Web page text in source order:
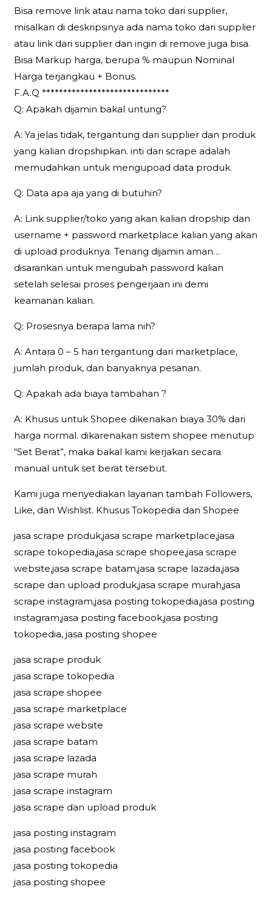
Bisa remove link atau nama toko dari supplier,
misalkan di deskripsinya ada nama toko dari supplier
atau link dari supplier dan ingin di remove juga bisa.
Bisa Markup harga, berupa % maupun Nominal
Harga terjangkau + Bonus.
F.A.Q ******************************
Q: Apakah dijamin bakal untung?
A: Ya jelas tidak, tergantung dari supplier dan produk
yang kalian dropshipkan. inti dari scrape adalah
memudahkan untuk mengupoad data produk.
Q: Data apa aja yang di butuhin?
A: Link supplier/toko yang akan kalian dropship dan
username + password marketplace kalian yang akan
di upload produknya. Tenang dijamin aman…
disarankan untuk mengubah password kalian
setelah selesai proses pengerjaan ini demi
keamanan kalian.
Q: Prosesnya berapa lama nih?
A: Antara 0 – 5 hari tergantung dari marketplace,
jumlah produk, dan banyaknya pesanan.
Q: Apakah ada biaya tambahan ?
A: Khusus untuk Shopee dikenakan biaya 30% dari
harga normal. dikarenakan sistem shopee menutup
“Set Berat”, maka bakal kami kerjakan secara
manual untuk set berat tersebut.
Kami juga menyediakan layanan tambah Followers,
Like, dan Wishlist. Khusus Tokopedia dan Shopee
jasa scrape produk,jasa scrape marketplace,jasa
scrape tokopedia,jasa scrape shopee,jasa scrape
website,jasa scrape batam,jasa scrape lazada,jasa
scrape dan upload produk,jasa scrape murah,jasa
scrape instagram,jasa posting tokopedia,jasa posting
instagram,jasa posting facebook,jasa posting
tokopedia, jasa posting shopee
jasa scrape produk
jasa scrape tokopedia
jasa scrape shopee
jasa scrape marketplace
jasa scrape website
jasa scrape batam
jasa scrape lazada
jasa scrape murah
jasa scrape instagram
jasa scrape dan upload produk
jasa posting instagram
jasa posting facebook
jasa posting tokopedia
jasa posting shopee